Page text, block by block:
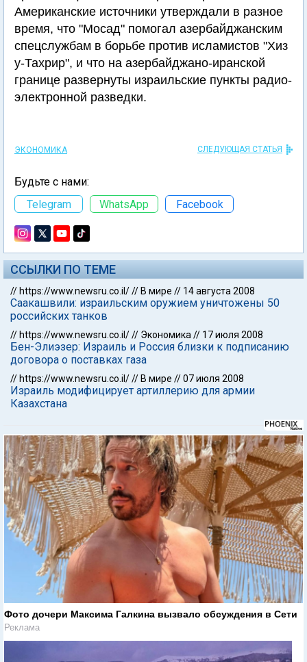
Американские источники утверждали в разное
время, что "Мосад" помогал азербайджанским
спецслужбам в борьбе против исламистов "Хиз
у-Тахрир", и что на азербайджано-иранской
границе развернуты израильские пункты радио-
электронной разведки.
ЭКОНОМИКА СЛЕДУЮЩАЯ СТАТЬЯ
Будьте с нами:
Telegram
WhatsApp Facebook
ССЫЛКИ ПО ТЕМЕ
// https://www.newsru.co.il/// В мире // 14 августа 2008
Саакашвили: израильским оружием уничтожены 50
российских танков
// https://www.newsru.co.il/// Экономика // 17 июля 2008
Бен-Элиэзер: Израиль и Россия близки к подписанию
договора о поставках газа
// https://www.newsru.co.il/// В мире //07 июля 2008
Израиль модифицирует артиллерию для армии
Казахстана
Фото дочери Максима Галкина вызвало обсуждения в Сети
Реклама